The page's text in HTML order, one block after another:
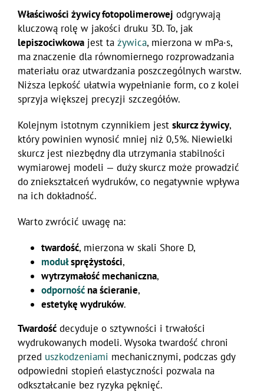
Właściwości żywicy fotopolimerowej odgrywają
kluczową rolę w jakości druku 3D. To, jak
lepiszociwkowa jest ta żywica, mierzona w mPa·s,
ma znaczenie dla równomiernego rozprowadzania
materiału oraz utwardzania poszczególnych warstw.
Niższa lepkość ułatwia wypełnianie form, co z kolei
sprzyja większej precyzji szczegółów.
Kolejnym istotnym czynnikiem jest skurcz żywicy,
który powinien wynosić mniej niż 0,5%. Niewielki
skurcz jest niezbędny dla utrzymania stabilności
wymiarowej modeli — duży skurcz może prowadzić
do zniekształceń wydruków, co negatywnie wpływa
na ich dokładność.
Warto zwrócić uwagę na:
twardość, mierzona w skali Shore D,
modułsprężystości,
wytrzymałość mechaniczna,
odporność na ścieranie,
estetykę wydruków.
Twardość decyduje o sztywności i trwałości
wydrukowanych modeli. Wysoka twardość chroni
przed uszkodzeniami mechanicznymi, podczas gdy
odpowiedni stopień elastyczności pozwala na
odkształcanie bez ryzyka pęknięć.